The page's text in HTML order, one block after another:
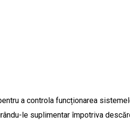
a controla funcționarea
le suplimentar împotriva